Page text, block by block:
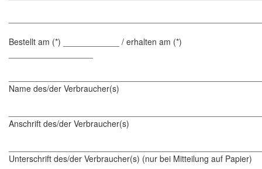
Bestellt am (*) ____________ / erhalten am (*)
Name des/der Verbraucher(s)
Anschrift des/der Verbraucher(s)
Unterschrift des/der Verbraucher(s) (nur bei Mitteilung auf Papier)